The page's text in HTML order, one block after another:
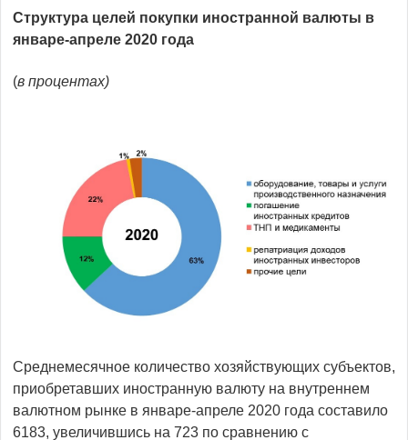
Структура целей покупки иностранной валюты в
январе-апреле 2020 года
(в процентах)
Среднемесячное количество хозяйствующих субъектов,
приобретавших иностранную валюту на внутреннем
валютном рынке в январе-апреле 2020 года составило
6183, увеличившись на 723 по сравнению с